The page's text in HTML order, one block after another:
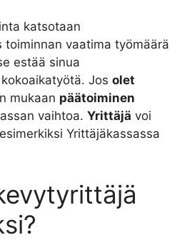
katsotaan
toiminnan vaatima työmäärä
estää sinua
Jos olet
mukaan päätoiminen
vaihtoa. Yrittäjä voi
Yrittäjäkassassa